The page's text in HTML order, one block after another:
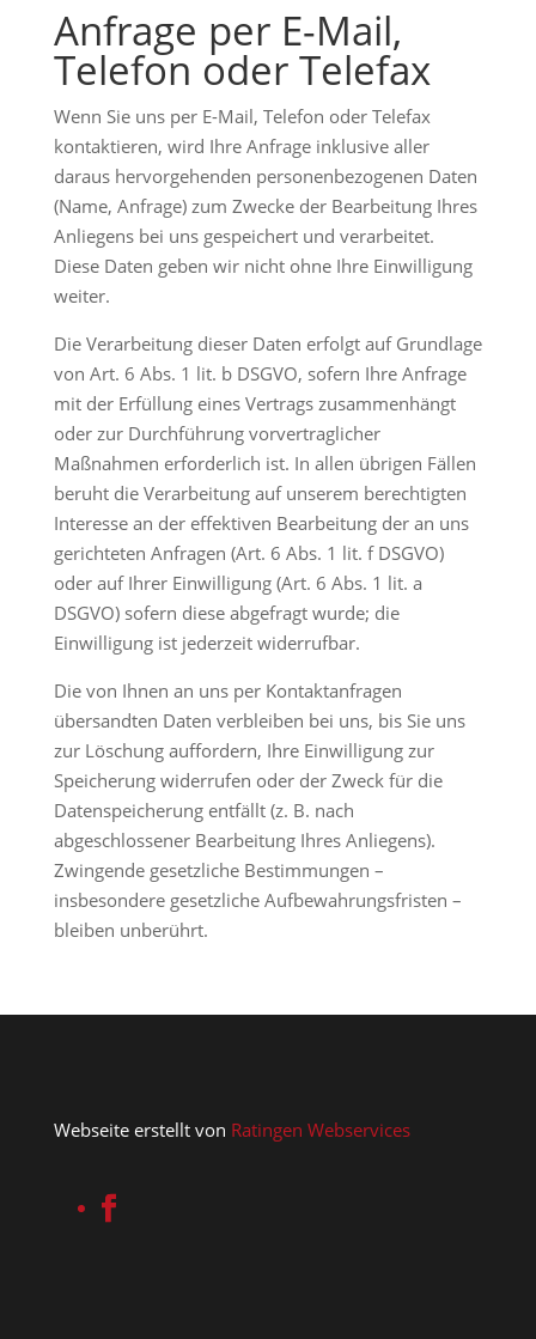
Anfrage per E-Mail,
Telefon oder Telefax
Wenn Sie uns per E-Mail, Telefon oder Telefax
kontaktieren, wird Ihre Anfrage inklusive aller
daraus hervorgehenden personenbezogenen Daten
(Name, Anfrage) zum Zwecke der Bearbeitung Ihres
Anliegens bei uns gespeichert und verarbeitet.
Diese Daten geben wir nicht ohne Ihre Einwilligung
weiter.
Die Verarbeitung dieser Daten erfolgt auf Grundlage
von Art. 6 Abs. 1 lit. b DSGVO, sofern Ihre Anfrage
mit der Erfüllung eines Vertrags zusammenhängt
oder zur Durchführung vorvertraglicher
Maßnahmen erforderlich ist. In allen übrigen Fällen
beruht die Verarbeitung auf unserem berechtigten
Interesse an der effektiven Bearbeitung der an uns
gerichteten Anfragen (Art. 6 Abs. 1 lit. f DSGVO)
oder auf Ihrer Einwilligung (Art. 6 Abs. 1 lit. a
DSGVO) sofern diese abgefragt wurde; die
Einwilligung ist jederzeit widerrufbar.
Die von Ihnen an uns per Kontaktanfragen
übersandten Daten verbleiben bei uns, bis Sie uns
zur Löschung auffordern, Ihre Einwilligung zur
Speicherung widerrufen oder der Zweck für die
Datenspeicherung entfällt (z. B. nach
abgeschlossener Bearbeitung Ihres Anliegens).
Zwingende gesetzliche Bestimmungen –
insbesondere gesetzliche Aufbewahrungsfristen –
bleiben unberührt.
Webseite erstellt von Ratingen Webservices